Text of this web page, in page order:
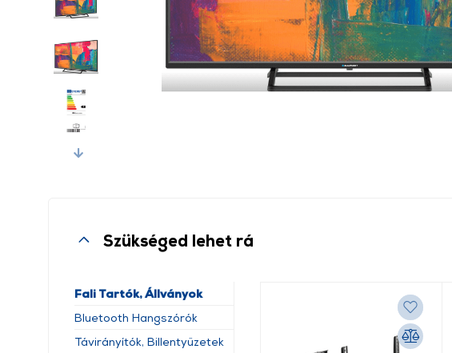
Next
Szükséged lehet rá
Fali Tartók, Állványok
Bluetooth Hangszórók
Távirányítók, Billentyűzetek